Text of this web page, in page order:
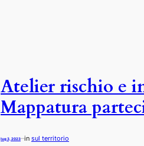
Atelier rischio e
Mappatura
lug 3, 2023—in sul territorio